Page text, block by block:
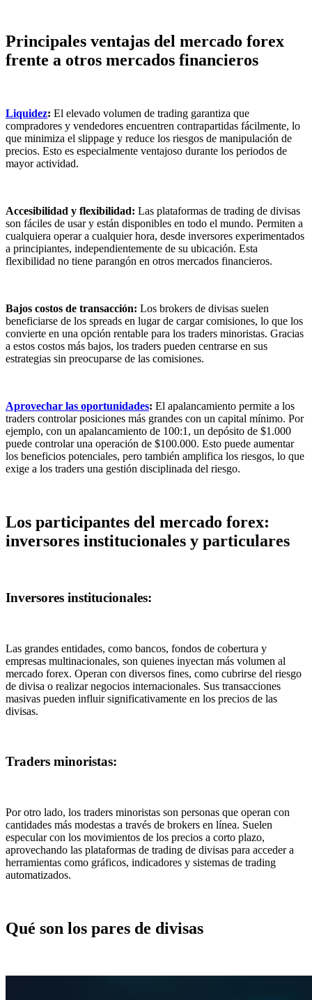
Principales ventajas del mercado forex
frente a otros mercados financieros
Liquidez: El elevado volumen de trading garantiza que
compradores y vendedores encuentren contrapartidas fácilmente, lo
que minimiza el slippage y reduce los riesgos de manipulación de
precios. Esto es especialmente ventajoso durante los periodos de
mayor actividad.
Accesibilidad y flexibilidad: Las plataformas de trading de divisas
son fáciles de usar y están disponibles en todo el mundo. Permiten a
cualquiera operar a cualquier hora, desde inversores experimentados
a principiantes, independientemente de su ubicación. Esta
flexibilidad no tiene parangón en otros mercados financieros.
Bajos costos de transacción: Los brokers de divisas suelen
beneficiarse de los spreads en lugar de cargar comisiones, lo que los
convierte en una opción rentable para los traders minoristas. Gracias
a estos costos más bajos, los traders pueden centrarse en sus
estrategias sin preocuparse de las comisiones.
Aprovechar las oportunidades: El apalancamiento permite a los
traders controlar posiciones más grandes con un capital mínimo. Por
ejemplo, con un apalancamiento de 100:1, un depósito de $1.000
puede controlar una operación de $100.000. Esto puede aumentar
los beneficios potenciales, pero también amplifica los riesgos, lo que
exige a los traders una gestión disciplinada del riesgo.
Los participantes del mercado forex:
inversores institucionales y particulares
Inversores institucionales:
Las grandes entidades, como bancos, fondos de cobertura y
empresas multinacionales, son quienes inyectan más volumen al
mercado forex. Operan con diversos fines, como cubrirse del riesgo
de divisa o realizar negocios internacionales. Sus transacciones
masivas pueden influir significativamente en los precios de las
divisas.
Traders minoristas:
Por otro lado, los traders minoristas son personas que operan con
cantidades más modestas a través de brokers en línea. Suelen
especular con los movimientos de los precios a corto plazo,
aprovechando las plataformas de trading de divisas para acceder a
herramientas como gráficos, indicadores y sistemas de trading
automatizados.
Qué son los pares de divisas